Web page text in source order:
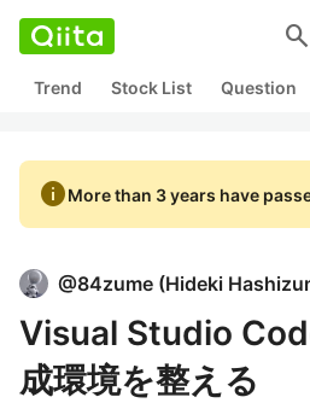
search
Trend Stock List Question
infoMore than 3 years have
@84zume (Hideki
Visual Studio
成環境を整える